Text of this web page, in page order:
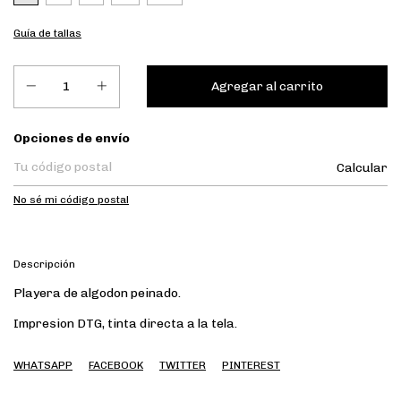
Guía de tallas
Entregas para el CP:
Opciones de envío
Calcular
No sé mi código postal
Descripción
Playera de algodon peinado.
Impresion DTG, tinta directa a la tela.
WHATSAPP FACEBOOK TWITTER PINTEREST